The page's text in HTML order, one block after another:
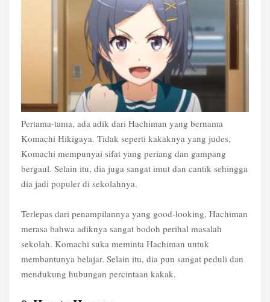
Pertama-tama, ada adik dari Hachiman yang bernama
Komachi Hikigaya. Tidak seperti kakaknya yang judes,
Komachi mempunyai sifat yang periang dan gampang
bergaul. Selain itu, dia juga sangat imut dan cantik sehingga
dia jadi populer di sekolahnya.
Terlepas dari penampilannya yang good-looking, Hachiman
merasa bahwa adiknya sangat bodoh perihal masalah
sekolah. Komachi suka meminta Hachiman untuk
membantunya belajar. Selain itu, dia pun sangat peduli dan
mendukung hubungan percintaan kakak.